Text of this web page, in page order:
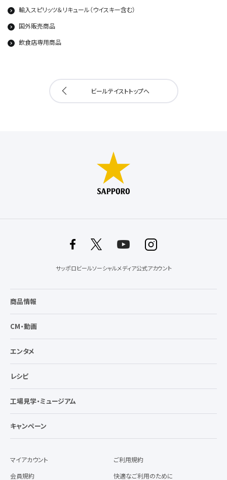
輸入スピリッツ＆リキュール（ウイスキー含む）
国外販売商品
飲食店専用商品
ビールテイストトップへ
サッポロビールソーシャルメディア公式アカウント
商品情報
CM・動画
エンタメ
レシピ
工場見学・ミュージアム
キャンペーン
マイアカウント
会員規約
ご利用規約
快適なご利用のために